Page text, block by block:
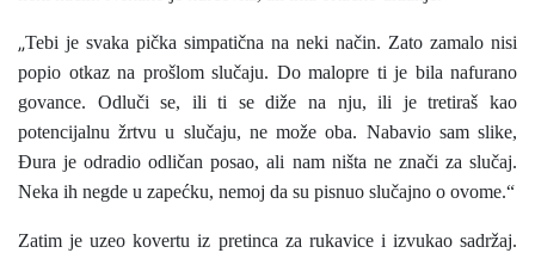
„Tebi je svaka pička simpatična na neki način. Zato zamalo nisi
popio otkaz na prošlom slučaju. Do malopre ti je bila nafurano
govance. Odluči se, ili ti se diže na nju, ili je tretiraš kao
potencijalnu žrtvu u slučaju, ne može oba. Nabavio sam slike,
Đura je odradio odličan posao, ali nam ništa ne znači za slučaj.
Neka ih negde u zapećku, nemoj da su pisnuo slučajno o ovome.“
Zatim je uzeo kovertu iz pretinca za rukavice i izvukao sadržaj.